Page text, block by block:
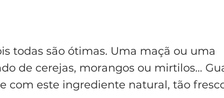
todas são ótimas. Uma maçã ou uma
de cerejas, morangos ou mirtilos…
com este ingrediente natural, tão